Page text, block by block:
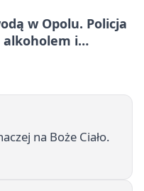
w Opolu. Policja
alkoholem i
na Boże Ciało.